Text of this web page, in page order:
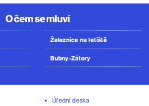
O čem se mluví
Železnice na letiště
Bubny-Zátory
Úřední deska